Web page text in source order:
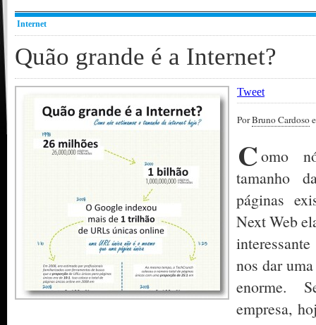
Internet
Quão grande é a Internet?
Tweet
PorBruno Cardoso
Como
tamanho
páginas
Next Web
nos dar
enorme.
empresa,